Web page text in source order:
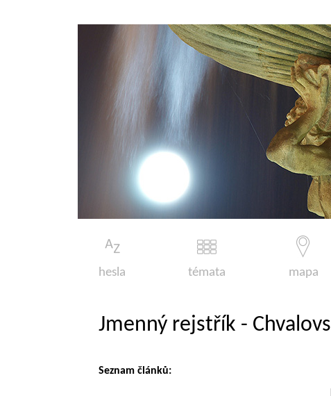
hesla témata mapa
Jmenný rejstřík -
Seznam článků: